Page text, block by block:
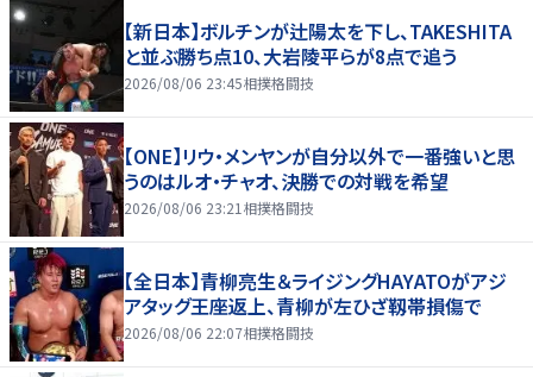
【新日本】ボルチンが辻陽太を下し、TAKESHITA
と並ぶ勝ち点10、大岩陵平らが8点で追う
2026/08/06 23:45相撲格闘技
【ONE】リウ・メンヤンが自分以外で一番強いと思
うのはルオ・チャオ、決勝での対戦を希望
2026/08/06 23:21 相撲格闘技
【全日本】青柳亮生＆ライジングHAYATOがアジ
アタッグ王座返上、青柳が左ひざ靱帯損傷で
2026/08/06 22:07相撲格闘技